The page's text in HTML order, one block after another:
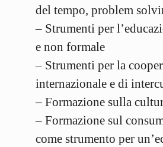
del tempo, problem
– Strumenti per
e non formale
– Strumenti per la
internazionale e di
– Formazione sulla
– Formazione sul
come strumento per